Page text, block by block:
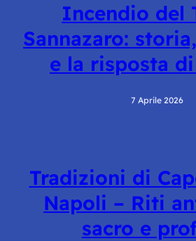
Incendio del
Sannazaro:
e la risposta
7 Aprile 2026
Tradizioni di
Napoli – Riti
sacro e